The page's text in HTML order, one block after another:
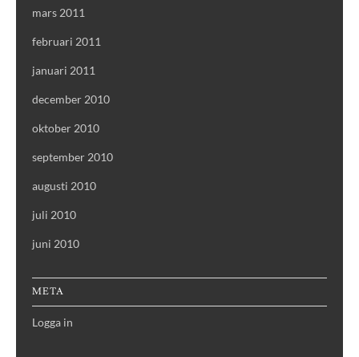
mars 2011
februari 2011
januari 2011
december 2010
oktober 2010
september 2010
augusti 2010
juli 2010
juni 2010
META
Logga in